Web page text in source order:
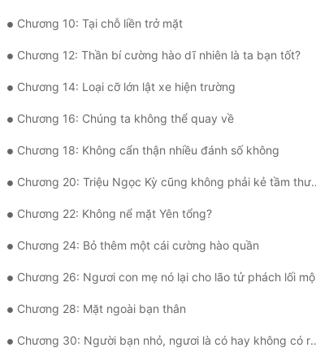
Chương 10: Tại chỗ liền trở mặt
Chương 12: Thần bí cường hào dĩ nhiên là ta bạn tốt?
Chương 14: Loại cỡ lớn lật xe hiện trường
Chương 16: Chúng ta không thể quay về
Chương 18: Không cẩn thận nhiều đánh số không
Chương 20: Triệu Ngọc Kỳ cũng không phải kẻ tầm thường
Chương 22: Không nể mặt Yên tổng?
Chương 24: Bỏ thêm một cái cường hào quần
Chương 26: Ngươi con mẹ nó lại cho lão tử phách lối một chút thử xem
Chương 28: Mặt ngoài bạn thân
Chương 30: Người bạn nhỏ, ngươi là có hay không có rất nhiều dấu chấm hỏi?